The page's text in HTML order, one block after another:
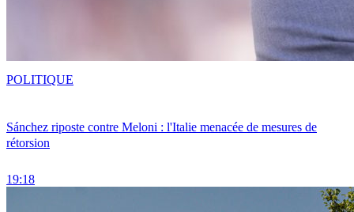
Sánchez riposte contre Meloni : l'Italie menacée de mesures de
rétorsion
19:18
POLITIQUE